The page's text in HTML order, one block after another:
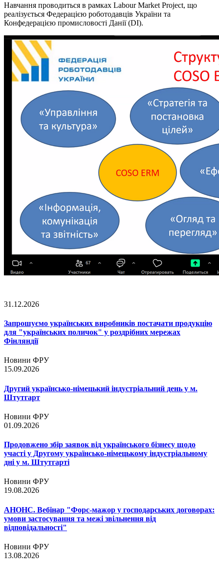
Навчання проводиться в рамках Labour Market Project, що
реалізується Федерацією роботодавців України та
Конфедерацією промисловості Данії (DI).
31.12.2026
Запрошуємо українських виробників постачати продукцію
для "українських поличок" у роздрібних мережах
Фінляндії
Новини ФРУ
15.09.2026
Другий українсько-німецький індустріальний день у м.
Штутгарт
Новини ФРУ
01.09.2026
Продовжено збір заявок від українського бізнесу щодо
участі у Другому українсько-німецькому індустріальному
дні у м. Штутгарті
Новини ФРУ
19.08.2026
АНОНС. Вебінар "Форс-мажор у господарських договорах:
умови застосування та межі звільнення від
відповідальності"
Новини ФРУ
13.08.2026